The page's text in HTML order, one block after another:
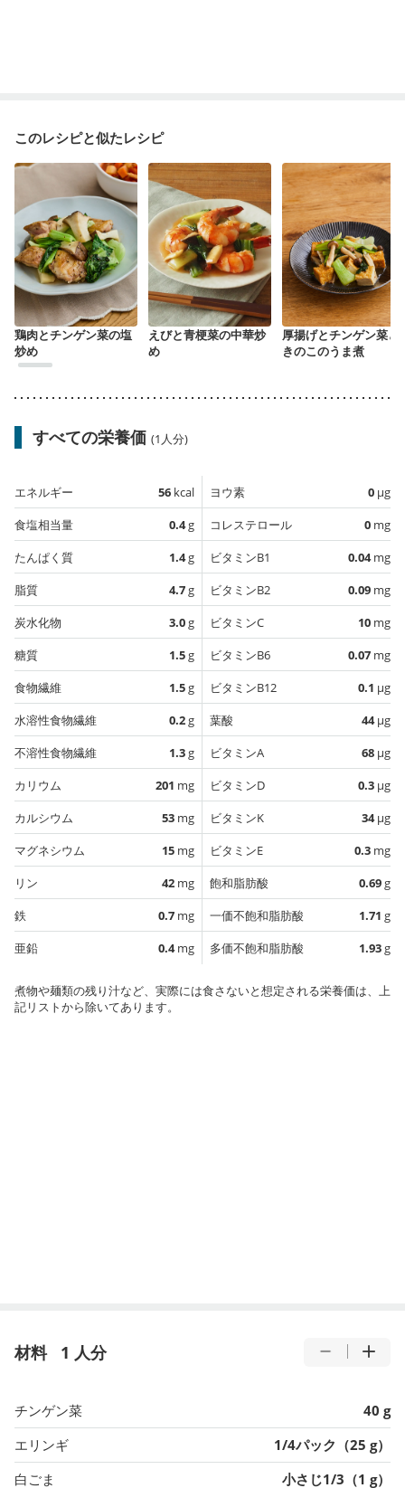
このレシピと似たレシピ
鶏肉とチンゲン菜の塩
炒め
えびと青梗菜の中華炒
め
厚揚げとチンゲン菜と
きのこのうま煮
すべての栄養価 (1人分)
エネルギー 56 kcal
食塩相当量
0.4g
たんぱく質
1.4g
脂質
4.7g
炭水化物
3.0g
糖質
1.5g
食物繊維
1.5g
水溶性食物繊維
0.2g
不溶性食物繊維
1.3g
カリウム
201 mg
カルシウム
53 mg
マグネシウム
15 mg
リン
42 mg
鉄
0.7 mg
亜鉛
0.4mg
ヨウ素 0 µg
コレステロール
0 mg
ビタミンB1
0.04mg
ビタミンB2
0.09 mg
ビタミンC
10 mg
ビタミンB6
0.07 mg
ビタミンB12
0.1 µg
葉酸
44µg
ビタミンA
68 µg
ビタミンD
0.3 µg
ビタミンK
34µg
ビタミンE
0.3 mg
飽和脂肪酸
0.69g
一価不飽和脂肪酸
1.71 g
多価不飽和脂肪酸
1.93g
煮物や麺類の残り汁など、実際には食さないと想定される栄養価は、上
記リストから除いてあります。
材料 1 人分
チンゲン菜
40 g
エリンギ
1/4パック（25 g）
白ごま
小さじ1/3（1 g）